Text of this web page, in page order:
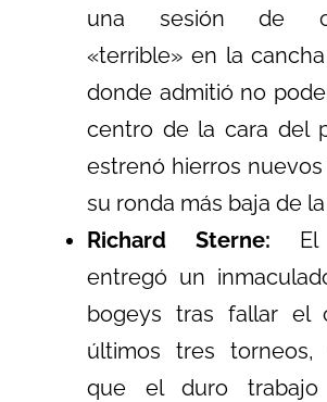
una sesión de
«terrible» en la
donde admitió no
centro de la cara del
estrenó hierros nuevos
su ronda más baja de
Richard Sterne: El
entregó un
bogeys tras fallar el
últimos tres torneos,
que el duro trabajo